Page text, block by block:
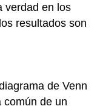
verdad en los
resultados son
de Venn
común de un